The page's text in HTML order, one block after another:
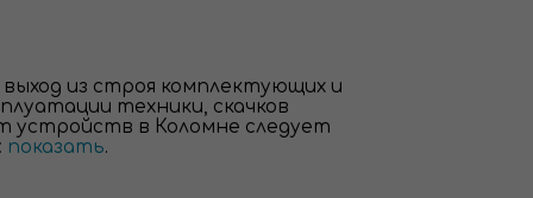
из строя комплектующих и
техники, скачков
устройств в Коломне следует
показать.